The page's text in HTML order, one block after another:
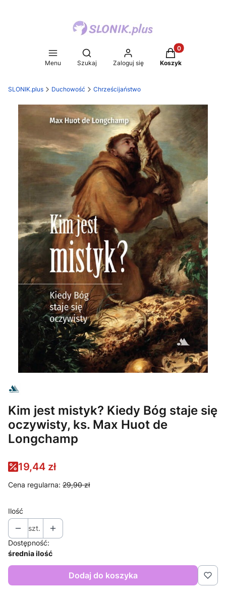
Menu
Otwórz wyszukiwarkę
Szukaj Zaloguj się
Produkty w
Koszyk
SLONIK.plus Duchowość Chrześcijaństwo
Kim jest mistyk? Kiedy Bóg staje się
oczywisty, ks. Max Huot de
Longchamp
19,44 zł
Cena regularna: 29,90 zł
Ilość
szt.
Dostępność:
średnia ilość
Dodaj do koszyka